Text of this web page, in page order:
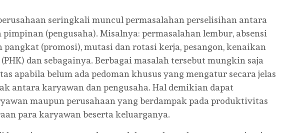
seringkali muncul permasalahan perselisihan antara
(pengusaha). Misalnya: permasalahan lembur, absensi
(promosi), mutasi dan rotasi kerja, pesangon, kenaikan
dan sebagainya. Berbagai masalah tersebut mungkin saja
apabila belum ada pedoman khusus yang mengatur secara jelas
antara karyawan dan pengusaha. Hal demikian dapat
maupun perusahaan yang berdampak pada produktivitas
para karyawan beserta keluarganya.